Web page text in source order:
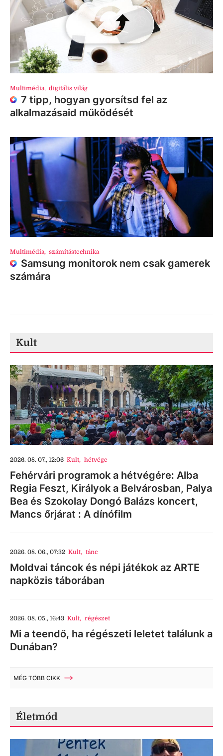
Multimédia, digitális világ
7 tipp, hogyan gyorsítsd fel az
alkalmazásaid működését
Multimédia, számítástechnika
Samsung monitorok nem csak gamerek
számára
Kult
2026. 08. 07., 12:06 Kult, hétvége
Fehérvári programok a hétvégére: Alba
Regia Feszt, Királyok a Belvárosban, Palya
Bea és Szokolay Dongó Balázs koncert,
Mancs őrjárat : A dínófilm
2026. 08. 06., 07:32 Kult, tánc
Moldvai táncok és népi játékok az ARTE
napközis táborában
2026. 08. 05., 16:43 Kult, régészet
Mi a teendő, ha régészeti leletet találunk a
Dunában?
MÉG TÖBB CIKK
Életmód